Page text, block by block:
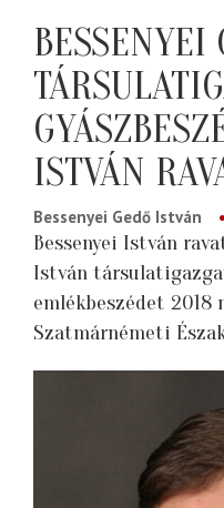
BESSENYEI
ISTVÁN
Bessenyei Gedő István
Bessenyei István
István
emlékbeszédet 2018
Szatmárnémeti